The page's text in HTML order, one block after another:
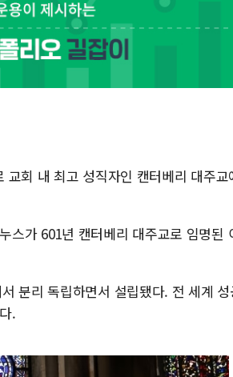
우리은행, 고창해상풍력
NH농협은행, 모두투어
민병덕 "오늘 67개 점포
하나금융이 쏘아 올린
회 내 최고 성직자인 캔터베리 대주교
스가 601년 캔터베리 대주교로 임명된
분리 독립하면서 설립됐다. 전 세계 성
.